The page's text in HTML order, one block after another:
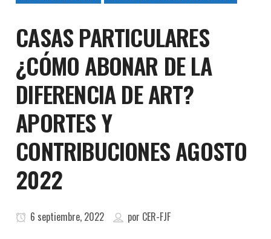
CASAS PARTICULARES
¿CÓMO ABONAR DE LA
DIFERENCIA DE ART?
APORTES Y
CONTRIBUCIONES AGOSTO
2022
6 septiembre, 2022 por CER-FJF